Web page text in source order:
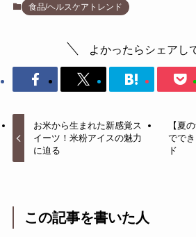
食品/ヘルスケアトレンド
よかったらシェアし
お米から生まれた新感覚ス
イーツ！米粉アイスの魅力
に迫る
【夏
でで
ド
この記事を書いた人